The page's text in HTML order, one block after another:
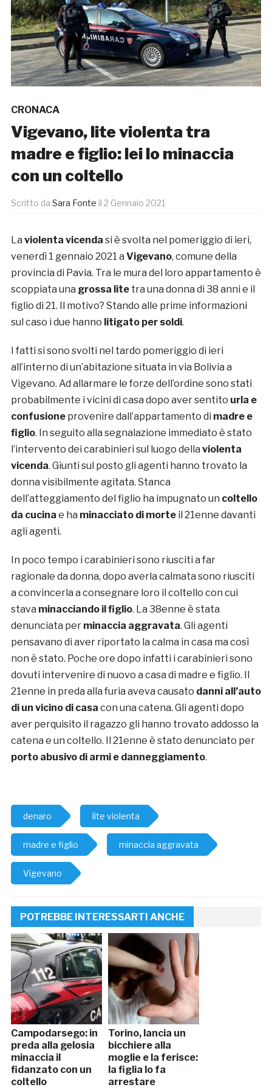
CRONACA
Vigevano, lite violenta tra
madre e figlio: lei lo minaccia
con un coltello
Scritto da Sara Fonte il 2 Gennaio 2021
La violenta vicenda si è svolta nel pomeriggio di ieri,
venerdì 1 gennaio 2021 a Vigevano, comune della
provincia di Pavia. Tra le mura del loro appartamento è
scoppiata una grossa litetra una donna di 38 anni e il
figlio di 21. Il motivo? Stando alle prime informazioni
sul caso i due hanno litigato per soldi.
I fatti si sono svolti nel tardo pomeriggio di ieri
all’interno di un’abitazione situata in via Bolivia a
Vigevano. Ad allarmare le forze dell’ordine sono stati
probabilmente i vicini di casa dopo aver sentito urla e
confusioneprovenire dall’appartamento di madre e
figlio. In seguito alla segnalazione immediato è stato
l’intervento dei carabinieri sul luogo della violenta
vicenda. Giunti sul posto gli agenti hanno trovato la
donna visibilmente agitata. Stanca
dell’atteggiamento del figlio ha impugnato un coltello
da cucina e ha minacciato di morte il 21enne davanti
agli agenti.
In poco tempo i carabinieri sono riusciti a far
ragionale da donna, dopo averla calmata sono riusciti
a convincerla a consegnare loro il coltello con cui
stava minacciando il figlio. La 38enne è stata
denunciata per minaccia aggravata. Gli agenti
pensavano di aver riportato la calma in casa ma così
non è stato. Poche ore dopo infatti i carabinieri sono
dovuti intervenire di nuovo a casa di madre e figlio. Il
21enne in preda alla furia aveva causato danni all’auto
di un vicino di casa con una catena. Gli agenti dopo
aver perquisito il ragazzo gli hanno trovato addosso la
catena e un coltello. Il 21enne è stato denunciato per
porto abusivo di armi e danneggiamento.
denaro lite violenta
madre e figlio minaccia aggravata
Vigevano
POTREBBE INTERESSARTI ANCHE
Campodarsego: in
preda alla gelosia
minaccia il
fidanzato con un
coltello
Torino, lancia un
bicchiere alla
moglie e la ferisce:
la figlia lo fa
arrestare